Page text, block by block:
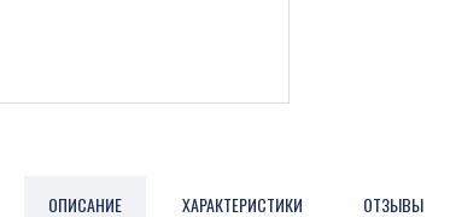
ОПИСАНИЕ ХАРАКТЕРИСТИКИ ОТЗЫВЫ